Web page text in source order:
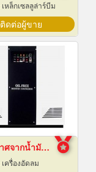
เหล็กเซลลูล่าร์บีม
ติดต่อผู้ขาย
ปั๊มลมปราศจากน้ำมันแบบบูสเตอร์
เครื่องอัดลม